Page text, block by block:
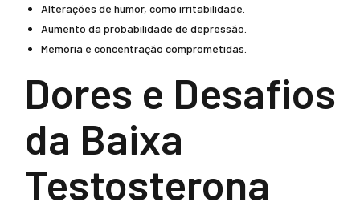
Alterações de humor, como irritabilidade.
Aumento da probabilidade de depressão.
Memória e concentração comprometidas.
Dores e Desafios
da Baixa
Testosterona